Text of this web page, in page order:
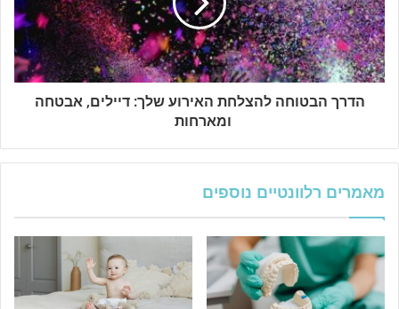
הדרך הבטוחה להצלחת האירוע שלך: דיילים, אבטחה
ומארחות
מאמרים רלוונטיים נוספים